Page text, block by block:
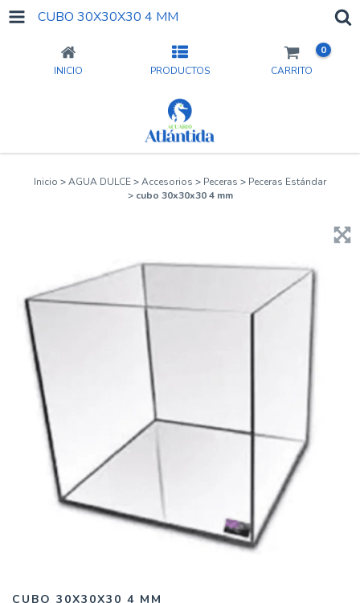
CUBO 30X30X30 4 MM
INICIO PRODUCTOS CARRITO
0
Inicio >AGUA DULCE>Accesorios > Peceras > Peceras Estándar
> cubo 30x30x30 4 mm
CUBO 30X30X30 4 MM